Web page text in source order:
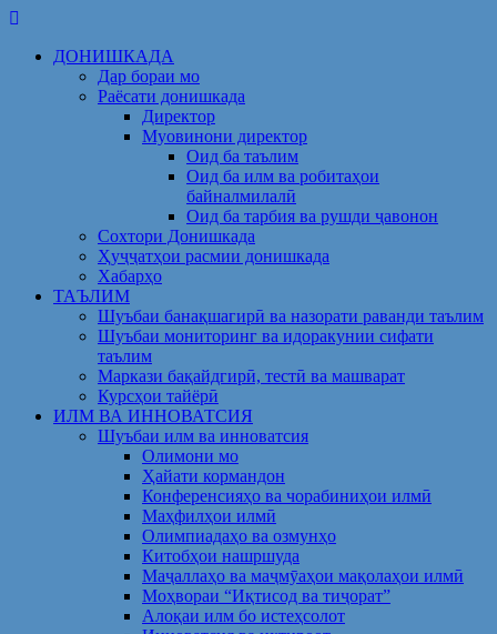
Skip
contentДОНИШКАДА
Дар бораи мо
Раёсати донишкада
Директор
Муовинони директор
Оид ба таълим
Оид ба илм ва робитаҳои
байналмилалӣ
Оид ба тарбия ва рушди ҷавонон
Сохтори Донишкада
Ҳуҷҷатҳои расмии донишкада
Хабарҳо
ТАЪЛИМ
Шуъбаи банақшагирӣ ва назорати раванди таълим
Шуъбаи мониторинг ва идоракунии сифати
таълим
Маркази бақайдгирӣ, тестӣ ва машварат
Курсҳои тайёрӣ
ИЛМ ВА ИННОВАТСИЯ
Шуъбаи илм ва инноватсия
Олимони мо
Ҳайати кормандон
Конференсияҳо ва чорабиниҳои илмӣ
Маҳфилҳои илмӣ
Олимпиадаҳо ва озмунҳо
Китобҳои нашршуда
Маҷаллаҳо ва маҷмӯаҳои мақолаҳои илмӣ
Моҳвораи “Иқтисод ва тиҷорат”
Алоқаи илм бо истеҳсолот